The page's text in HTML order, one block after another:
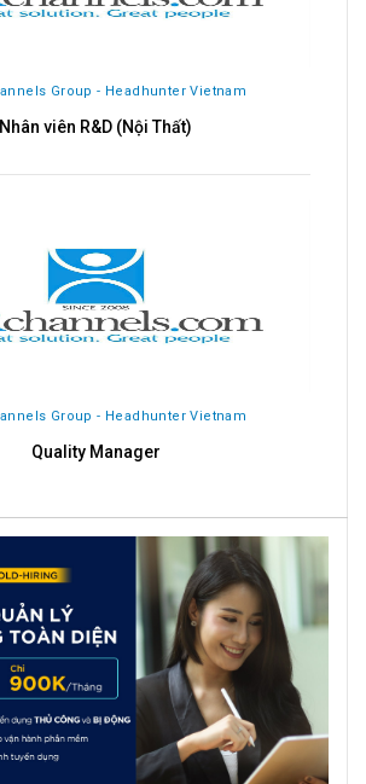
Group - Headhunter Vietnam
Nhân viên R&D (Nội Thất)
Group - Headhunter Vietnam
Quality Manager